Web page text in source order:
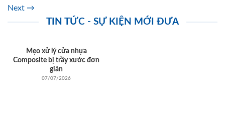
Next →
TIN TỨC - SỰ KIỆN MỚI ĐƯA
Mẹo xử lý cửa nhựa
Composite bị trầy xước đơn
giản
07/07/2026